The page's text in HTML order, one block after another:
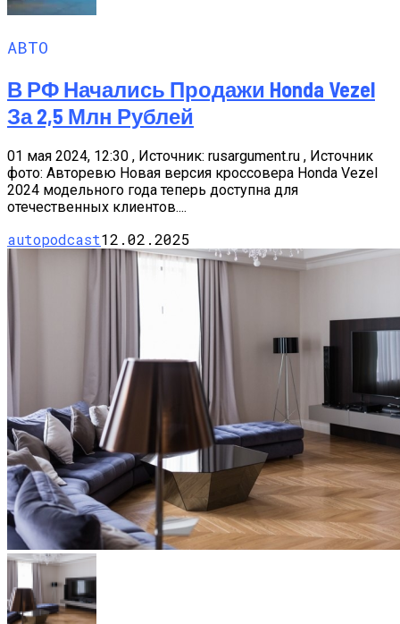
АВТО
В РФ Начались Продажи Honda Vezel
За 2,5 Млн Рублей
01 мая 2024, 12:30 , Источник: rusargument.ru , Источник
фото: Авторевю Новая версия кроссовера Honda Vezel
2024 модельного года теперь доступна для
отечественных клиентов....
autopodcast12.02.2025